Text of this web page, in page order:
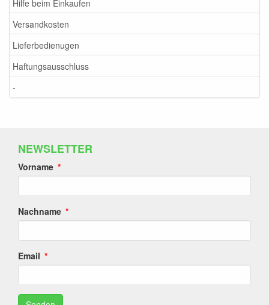
Hilfe beim Einkaufen
Versandkosten
Lieferbedienugen
Haftungsausschluss
-
NEWSLETTER
Vorname
Nachname
Email